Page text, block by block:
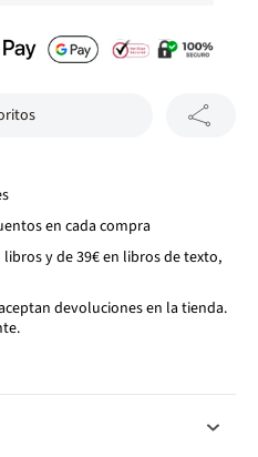
en cada compra
y de 39€ en libros de texto,
devoluciones en la tienda.